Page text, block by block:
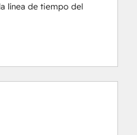
línea de tiempo del